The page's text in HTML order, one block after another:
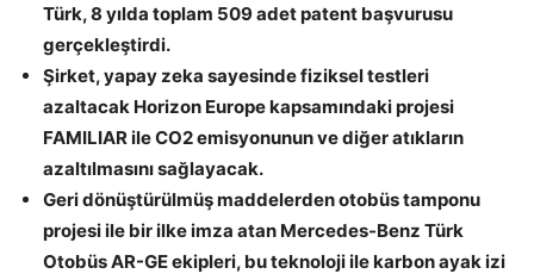
Türk, 8 yılda toplam 509 adet patent başvurusu
gerçekleştirdi.
Şirket, yapay zeka sayesinde fiziksel testleri
azaltacak Horizon Europe kapsamındaki projesi
FAMILIAR ile CO2 emisyonunun ve diğer atıkların
azaltılmasını sağlayacak.
Geri dönüştürülmüş maddelerden otobüs tamponu
projesi ile bir ilke imza atan Mercedes-Benz Türk
Otobüs AR-GE ekipleri, bu teknoloji ile karbon ayak izi